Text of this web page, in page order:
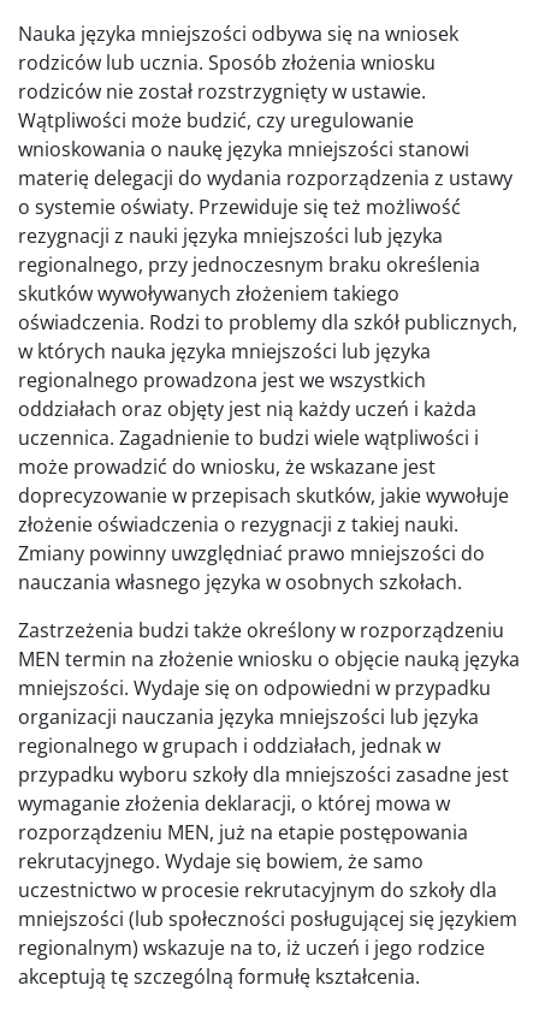
Nauka języka mniejszości odbywa się na wniosek
rodziców lub ucznia. Sposób złożenia wniosku
rodziców nie został rozstrzygnięty w ustawie.
Wątpliwości może budzić, czy uregulowanie
wnioskowania o naukę języka mniejszości stanowi
materię delegacji do wydania rozporządzenia z ustawy
o systemie oświaty. Przewiduje się też możliwość
rezygnacji z nauki języka mniejszości lub języka
regionalnego, przy jednoczesnym braku określenia
skutków wywoływanych złożeniem takiego
oświadczenia. Rodzi to problemy dla szkół publicznych,
w których nauka języka mniejszości lub języka
regionalnego prowadzona jest we wszystkich
oddziałach oraz objęty jest nią każdy uczeń i każda
uczennica. Zagadnienie to budzi wiele wątpliwości i
może prowadzić do wniosku, że wskazane jest
doprecyzowanie w przepisach skutków, jakie wywołuje
złożenie oświadczenia o rezygnacji z takiej nauki.
Zmiany powinny uwzględniać prawo mniejszości do
nauczania własnego języka w osobnych szkołach.
Zastrzeżenia budzi także określony w rozporządzeniu
MEN termin na złożenie wniosku o objęcie nauką języka
mniejszości. Wydaje się on odpowiedni w przypadku
organizacji nauczania języka mniejszości lub języka
regionalnego w grupach i oddziałach, jednak w
przypadku wyboru szkoły dla mniejszości zasadne jest
wymaganie złożenia deklaracji, o której mowa w
rozporządzeniu MEN, już na etapie postępowania
rekrutacyjnego. Wydaje się bowiem, że samo
uczestnictwo w procesie rekrutacyjnym do szkoły dla
mniejszości (lub społeczności posługującej się językiem
regionalnym) wskazuje na to, iż uczeń i jego rodzice
akceptują tę szczególną formułę kształcenia.